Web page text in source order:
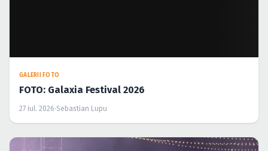
GALERII FOTO
FOTO: Galaxia Festival 2026
27 iul. 2026·Sebastian Lupu